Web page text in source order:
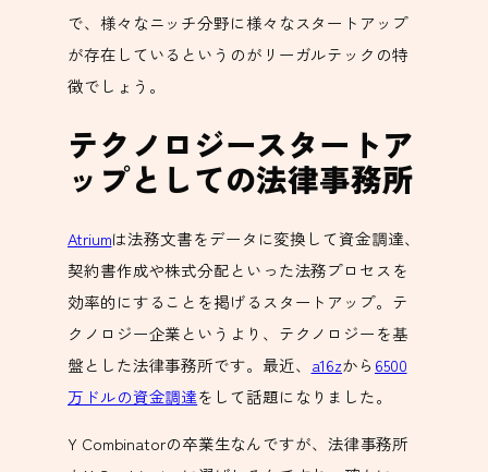
で、様々なニッチ分野に様々なスタートアップ
が存在しているというのがリーガルテックの特
徴でしょう。
テクノロジースタートア
ップとしての法律事務所
Atriumは法務文書をデータに変換して資金調達、
契約書作成や株式分配といった法務プロセスを
効率的にすることを掲げるスタートアップ。テ
クノロジー企業というより、テクノロジーを基
盤とした法律事務所です。最近、 a16zから 6500
万ドルの資金調達をして話題になりました。
Y Combinatorの卒業生なんですが、法律事務所